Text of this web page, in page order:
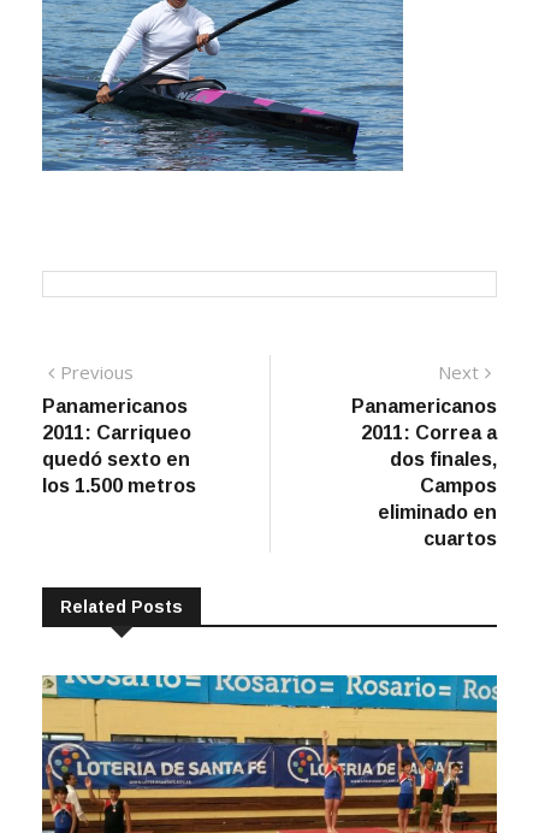
Navegación
de
entradas
Previous
post:
Panamericanos
2011: Carriqueo
quedó sexto en
los 1.500 metros
Next
post:
Panamericanos
2011: Correa a
dos finales,
Campos
eliminado en
cuartos
Related Posts